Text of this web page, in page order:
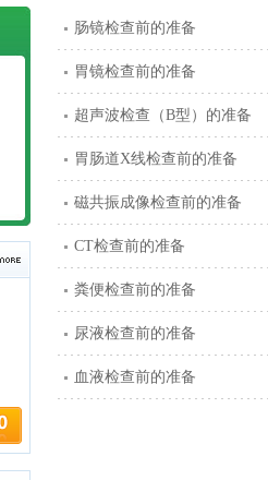
肠镜检查前的准备
胃镜检查前的准备
超声波检查（B型）的准备
胃肠道X线检查前的准备
磁共振成像检查前的准备
CT检查前的准备
粪便检查前的准备
尿液检查前的准备
血液检查前的准备